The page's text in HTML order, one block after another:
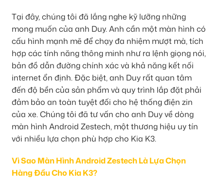
Tại đây, chúng tôi đã lắng nghe kỹ lưỡng những
mong muốn của anh Duy. Anh cần một màn hình có
cấu hình mạnh mẽ để chạy đa nhiệm mượt mà, tích
hợp các tính năng thông minh như ra lệnh giọng nói,
bản đồ dẫn đường chính xác và khả năng kết nối
internet ổn định. Đặc biệt, anh Duy rất quan tâm
đến độ bền của sản phẩm và quy trình lắp đặt phải
đảm bảo an toàn tuyệt đối cho hệ thống điện zin
của xe. Chúng tôi đã tư vấn cho anh Duy về dòng
màn hình Android Zestech, một thương hiệu uy tín
với nhiều lựa chọn phù hợp cho Kia K3.
Vì Sao Màn Hình Android Zestech Là Lựa Chọn
Hàng Đầu Cho Kia K3?